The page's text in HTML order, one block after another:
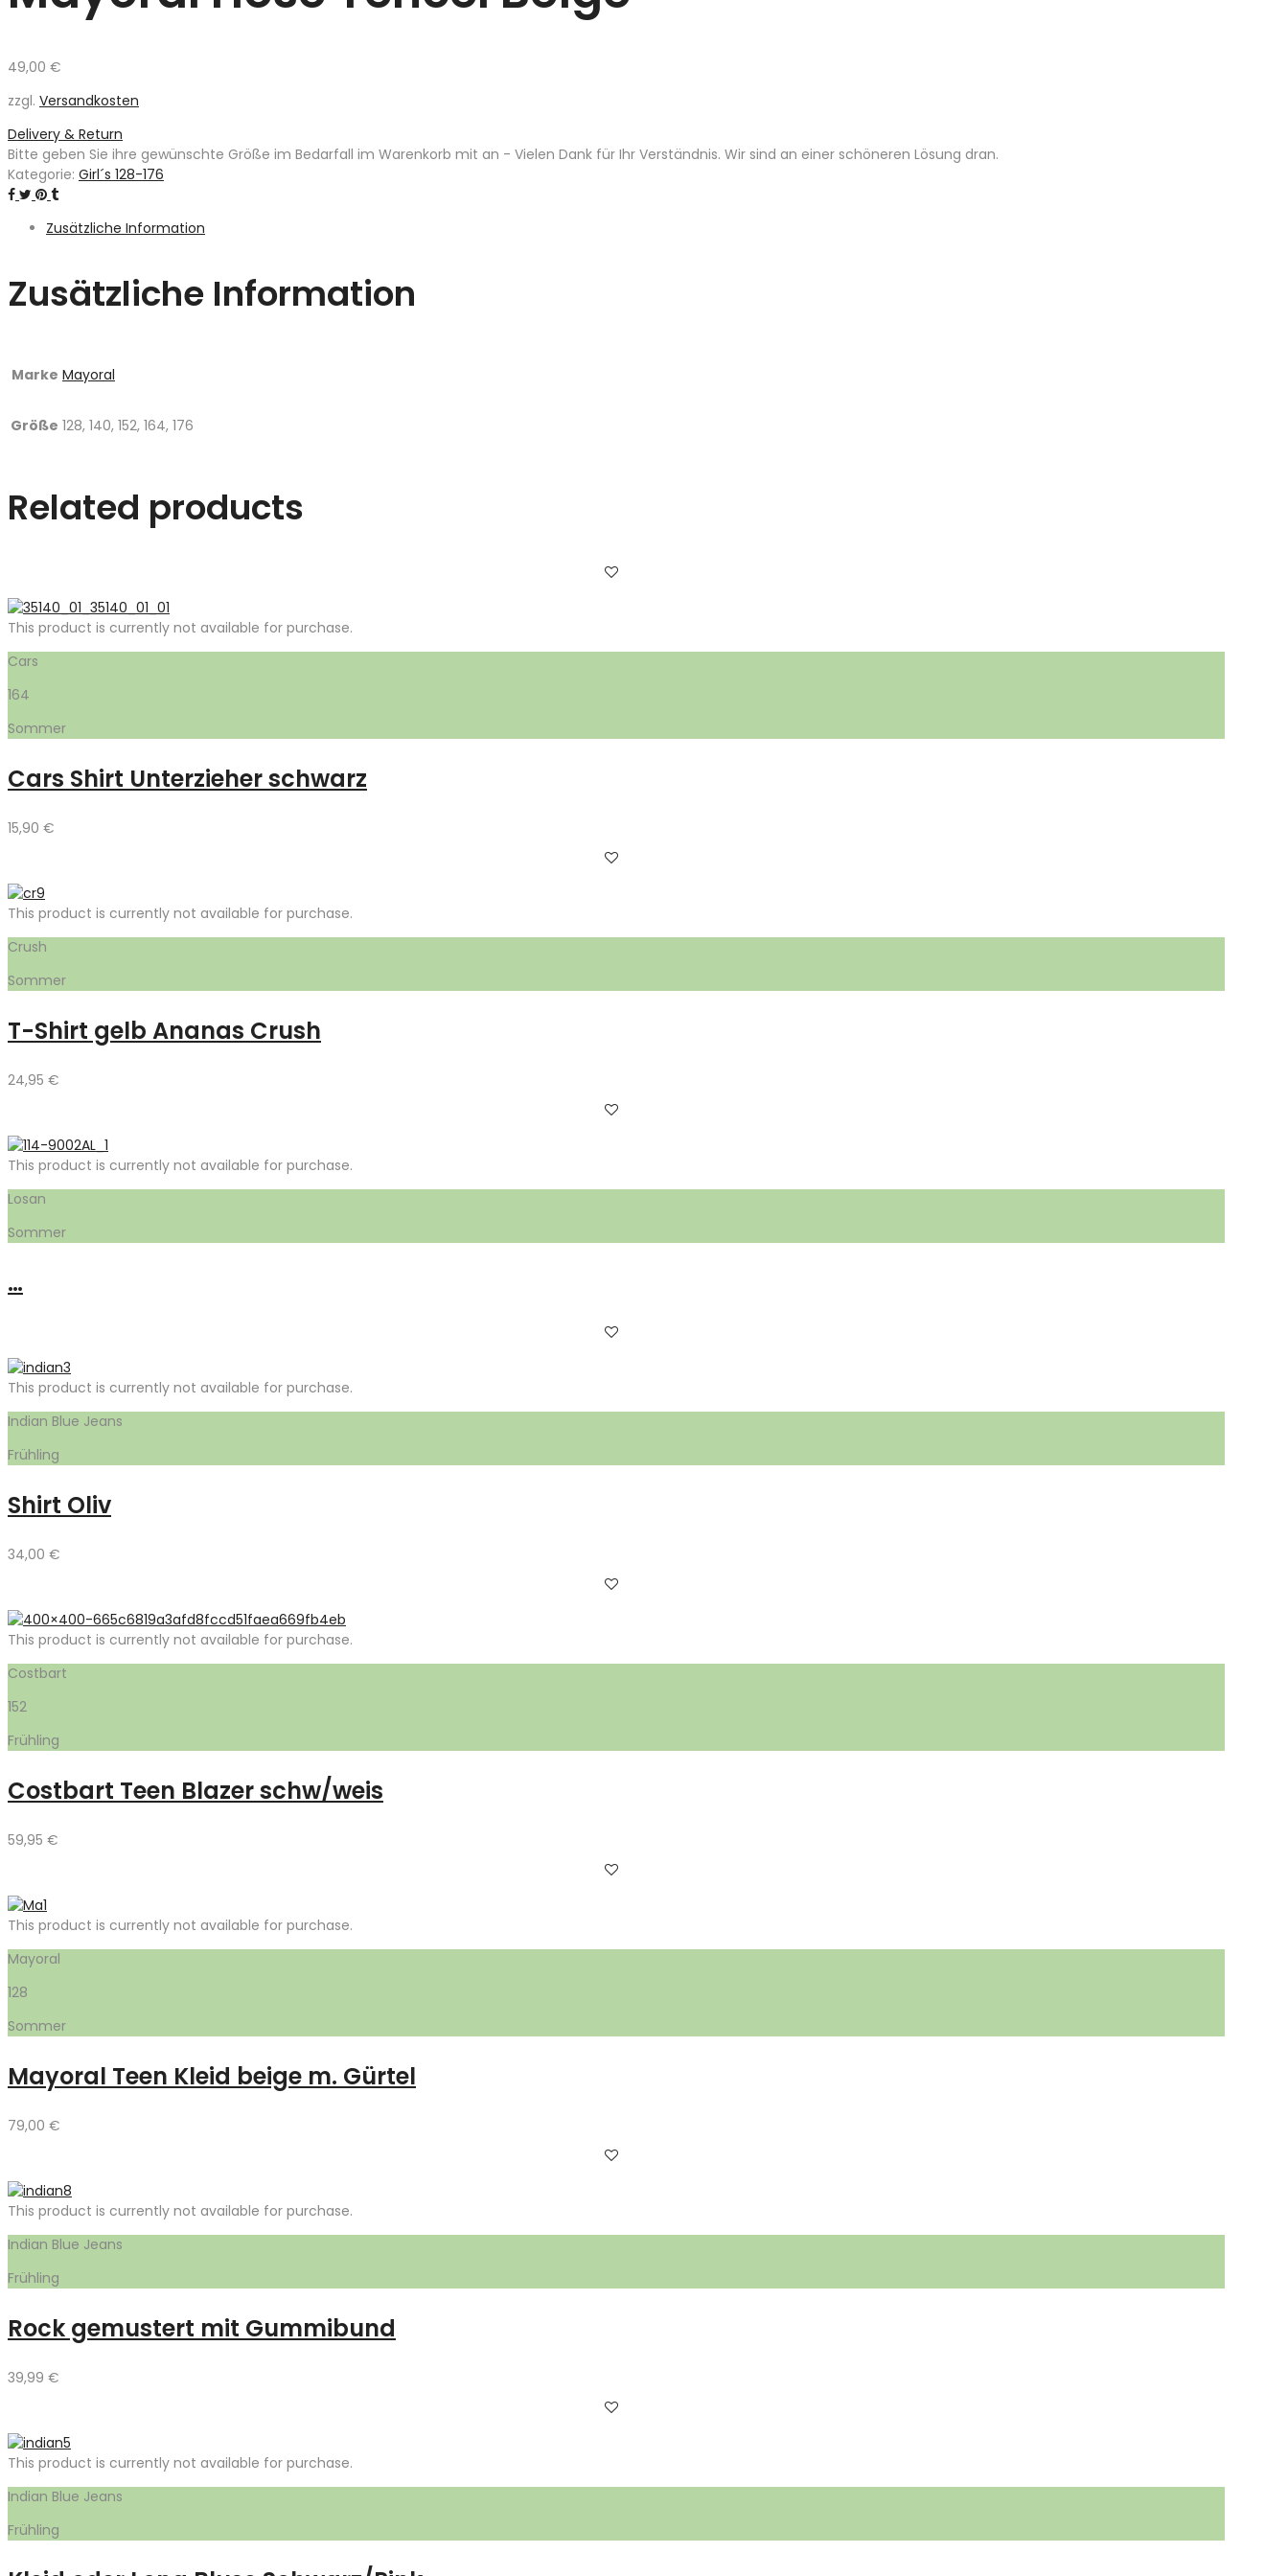
49,00 €
zzgl. Versandkosten
Delivery & Return
Bitte geben Sie ihre gewünschte Größe im Bedarfall im Warenkorb mit an - Vielen Dank für Ihr Verständnis. Wir sind an einer schöneren Lösung dran.
Kategorie: Girl´s 128-176
Zusätzliche Information
Zusätzliche Information
Marke Mayoral
Größe 128, 140, 152, 164, 176
Related products
This product is currently not available for purchase.
Cars
164
Sommer
Cars Shirt Unterzieher schwarz
15,90 €
This product is currently not available for purchase.
Crush
Sommer
T-Shirt gelb Ananas Crush
24,95 €
This product is currently not available for purchase.
Losan
Sommer
…
This product is currently not available for purchase.
Indian Blue Jeans
Frühling
Shirt Oliv
34,00 €
This product is currently not available for purchase.
Costbart
152
Frühling
Costbart Teen Blazer schw/weis
59,95 €
This product is currently not available for purchase.
Mayoral
128
Sommer
Mayoral Teen Kleid beige m. Gürtel
79,00 €
This product is currently not available for purchase.
Indian Blue Jeans
Frühling
Rock gemustert mit Gummibund
39,99 €
This product is currently not available for purchase.
Indian Blue Jeans
Frühling